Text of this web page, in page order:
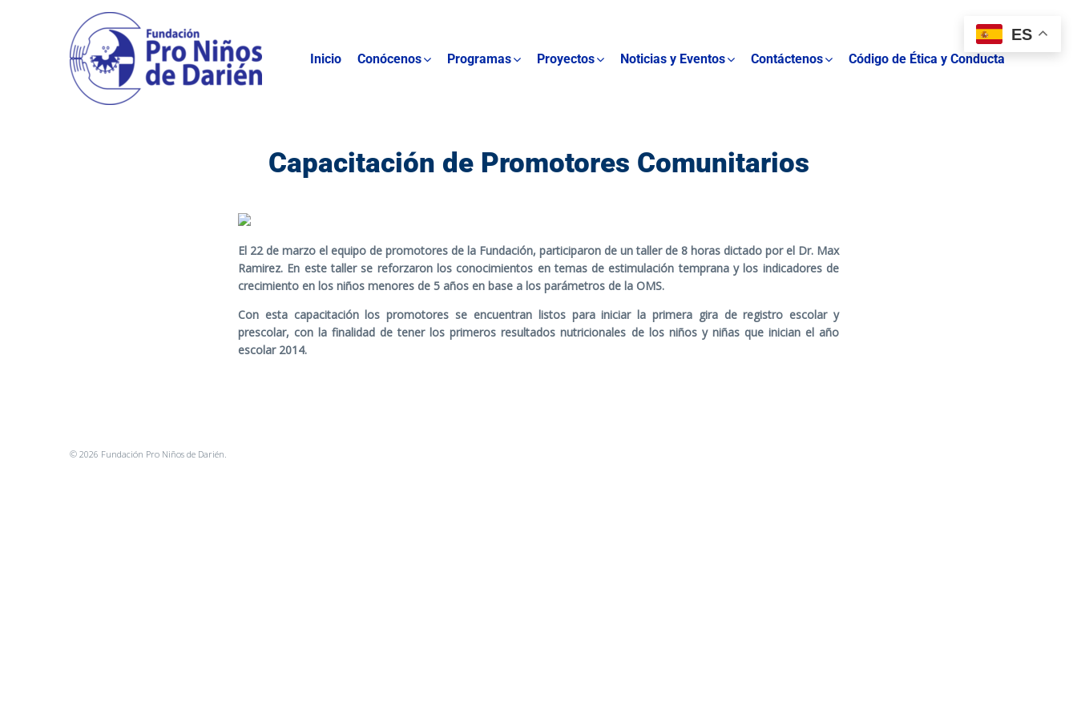
Inicio Conócenos Programas Proyectos Noticias y Eventos Contáctenos Código de Ética y Conducta
Capacitación de Promotores Comunitarios
El 22 de marzo el equipo de promotores de la Fundación, participaron de un taller de 8 horas dictado por el Dr. Max
Ramirez. En este taller se reforzaron los conocimientos en temas de estimulación temprana y los indicadores de
crecimiento en los niños menores de 5 años en base a los parámetros de la OMS.
Con esta capacitación los promotores se encuentran listos para iniciar la primera gira de registro escolar y
prescolar, con la finalidad de tener los primeros resultados nutricionales de los niños y niñas que inician el año
escolar 2014.
© 2026 Fundación Pro Niños de Darién.
ES